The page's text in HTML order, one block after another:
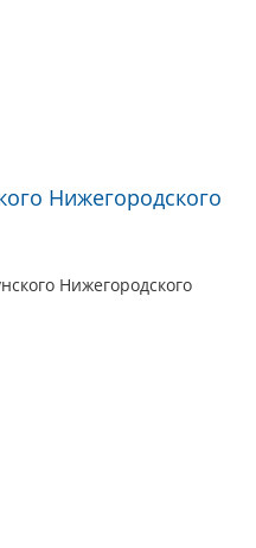
Нижегородского
Нижегородского